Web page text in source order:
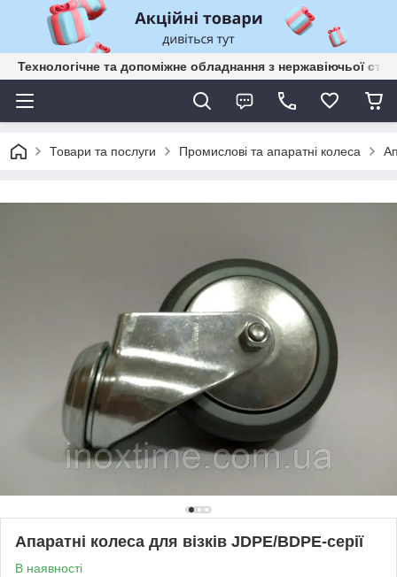
Технологічне та допоміжне обладнання з нержавіючьої
Товари та послуги Промислові та апаратні колеса
Апаратні колеса для візків JDPE/BDPE-серії
В наявності